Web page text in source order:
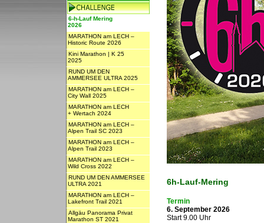
6-h-Lauf Mering
2026
MARATHON am LECH –
Historic Route 2026
Kini Marathon | K 25
2025
RUND UM DEN
AMMERSEE ULTRA 2025
MARATHON am LECH –
City Wall 2025
MARATHON am LECH
+ Wertach 2024
MARATHON am LECH –
Alpen Trail SC 2023
MARATHON am LECH –
Alpen Trail 2023
MARATHON am LECH –
Wild Cross 2022
RUND UM DEN AMMERSEE
ULTRA 2021
MARATHON am LECH –
Lakefront Trail 2021
Allgäu Panorama Privat
Marathon ST 2021
6h-Lauf-Mering
Termin
6. September 2026
Start 9.00 Uhr